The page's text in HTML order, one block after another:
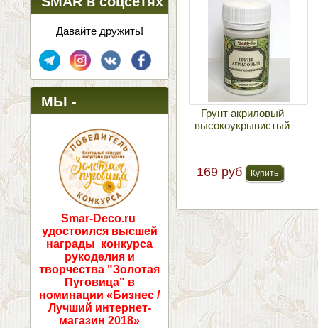
Давайте дружить!
МЫ -
ПОБЕДИТЕЛИ!
Smar-Deco.ru
удостоился высшей
награды конкурса
рукоделия и
творчества "Золотая
Пуговица" в
номинации «Бизнес /
Лучший интернет-
магазин 2018»
Грунт акриловый
высокоукрывистый
169 руб